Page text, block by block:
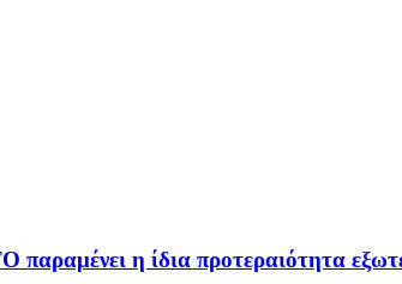
η ίδια προτεραιότητα